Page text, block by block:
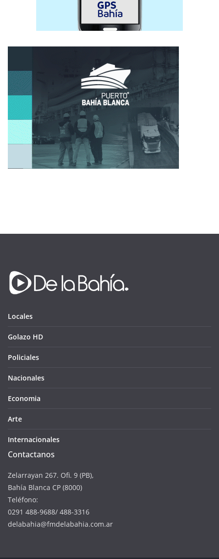
Locales
Golazo HD
Policiales
Nacionales
Economia
Arte
Internacionales
Contactanos
Zelarrayan 267. Ofi. 9 (PB),
Bahía Blanca CP (8000)
Teléfono:
0291 488-9688/ 488-3316
delabahia@fmdelabahia.com.ar